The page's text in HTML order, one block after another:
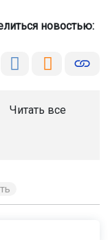
новостью:
Читать все